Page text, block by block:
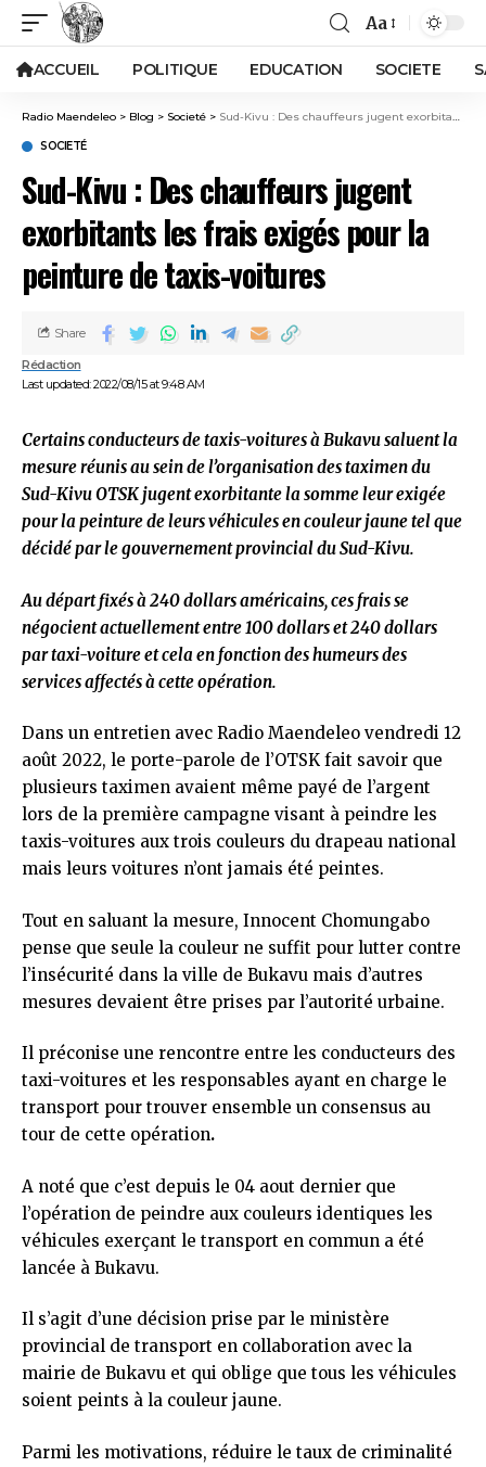
Aa
ACCUEIL POLITIQUE EDUCATION SOCIETE
Radio Maendeleo > Blog > Societé > Sud-Kivu : Des chauffeurs jugent exorbitants les frais exigés pour la peinture de taxis-voitures
SOCIETÉ
Sud-Kivu : Des chauffeurs jugent
exorbitants les frais exigés pour la
peinture de taxis-voitures
Last updated: 2022/08/15 at 9:48 AM
Rédaction
Share
Certains conducteurs de taxis-voitures à Bukavu saluent la
mesure réunis au sein de l’organisation des taximen du
Sud-Kivu OTSK jugent exorbitante la somme leur exigée
pour la peinture de leurs véhicules en couleur jaune tel que
décidé par le gouvernement provincial du Sud-Kivu.
Au départ fixés à 240 dollars américains, ces frais se
négocient actuellement entre 100 dollars et 240 dollars
par taxi-voiture et cela en fonction des humeurs des
services affectés à cette opération.
Dans un entretien avec Radio Maendeleo vendredi 12
août 2022, le porte-parole de l’OTSK fait savoir que
plusieurs taximen avaient même payé de l’argent
lors de la première campagne visant à peindre les
taxis-voitures aux trois couleurs du drapeau national
mais leurs voitures n’ont jamais été peintes.
Tout en saluant la mesure, Innocent Chomungabo
pense que seule la couleur ne suffit pour lutter contre
l’insécurité dans la ville de Bukavu mais d’autres
mesures devaient être prises par l’autorité urbaine.
Il préconise une rencontre entre les conducteurs des
taxi-voitures et les responsables ayant en charge le
transport pour trouver ensemble un consensus au
tour de cette opération.
A noté que c’est depuis le 04 aout dernier que
l’opération de peindre aux couleurs identiques les
véhicules exerçant le transport en commun a été
lancée à Bukavu.
Il s’agit d’une décision prise par le ministère
provincial de transport en collaboration avec la
mairie de Bukavu et qui oblige que tous les véhicules
soient peints à la couleur jaune.
Parmi les motivations, réduire le taux de criminalité